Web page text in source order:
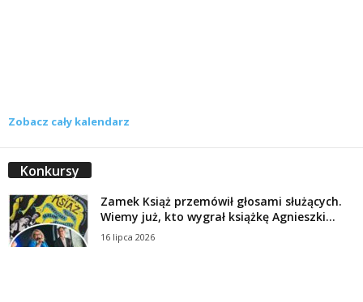
Zobacz cały kalendarz
Konkursy
Zamek Książ przemówił głosami służących.
Wiemy już, kto wygrał książkę Agnieszki...
16 lipca 2026